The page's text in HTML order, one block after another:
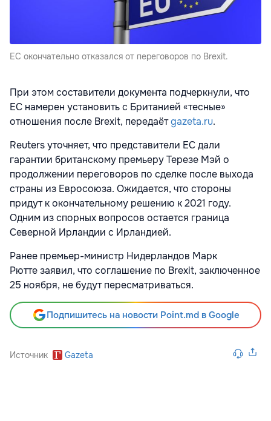
ЕС окончательно отказался от переговоров по Brexit.
При этом составители документа подчеркнули, что
ЕС намерен установить с Британией «тесные»
отношения после Brexit, передаётgazeta.ru.
Reuters уточняет, что представители ЕС дали
гарантии британскому премьеру Терезе Мэй о
продолжении переговоров по сделке после выхода
страны из Евросоюза. Ожидается, что стороны
придут к окончательному решению к 2021 году.
Одним из спорных вопросов остается граница
Северной Ирландии с Ирландией.
Ранее премьер-министр Нидерландов Марк
Рютте заявил, что соглашение по Brexit, заключенное
25 ноября, не будут пересматриваться.
Подпишитесь на новости Point.md в Google
Источник Gazeta